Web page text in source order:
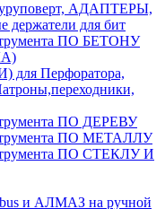
АДАПТЕРЫ,
для бит
ПО БЕТОНУ
Перфоратора,
ПО ДЕРЕВУ
ПО МЕТАЛЛУ
ПО СТЕКЛУ И
и АЛМАЗ на ручной